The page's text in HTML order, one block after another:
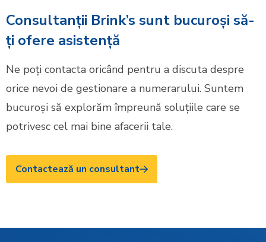
Consultanții Brink’s sunt bucuroși să-
ți ofere asistență
Ne poți contacta oricând pentru a discuta despre
orice nevoi de gestionare a numerarului. Suntem
bucuroși să explorăm împreună soluțiile care se
potrivesc cel mai bine afacerii tale.
Contactează un consultant